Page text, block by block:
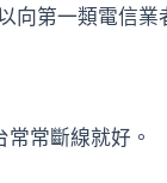
向第一類電信業
常斷線就好。